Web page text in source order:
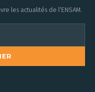
les actualités de l'ENSAM.